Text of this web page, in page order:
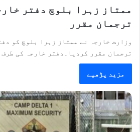
ممتاز زہرا بلوچ دفتر
ترجمان مقرر
وزارت خارجہ نے ممتاز زہرا بلوچ کو
ترجمان مقرر کردیا۔دفتر خارجہ کی
مزید پڑھیے